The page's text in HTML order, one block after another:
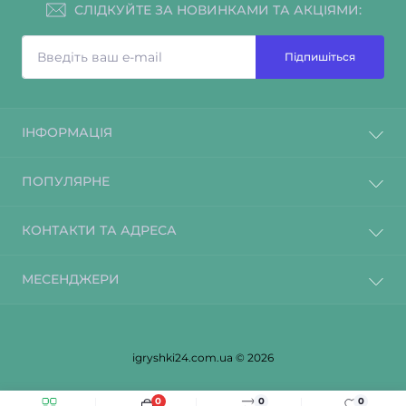
0 0
0
СЛІДКУЙТЕ ЗА НОВИНКАМИ ТА АКЦІЯМИ:
Підпишіться
ІНФОРМАЦІЯ
ПОПУЛЯРНЕ
КОНТАКТИ ТА АДРЕСА
МЕСЕНДЖЕРИ
igryshki24.com.ua © 2026